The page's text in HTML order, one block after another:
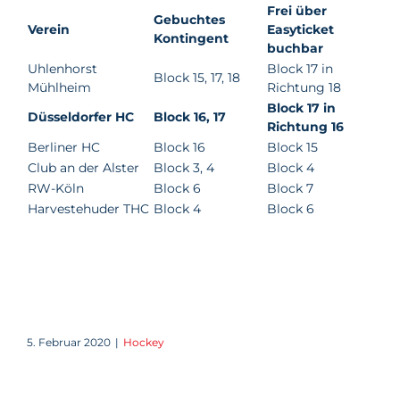
Verein
Gebuchtes
Kontingent
Frei über
Easyticket
buchbar
Uhlenhorst
Mühlheim
Block 15, 17, 18
Block 17 in
Richtung 18
Düsseldorfer HC
Block 16, 17
Block 17 in
Richtung 16
Berliner HC
Block 16
Block 15
Club an der Alster
Block 3, 4
Block 4
RW-Köln
Block 6
Block 7
Harvestehuder THC Block 4 Block 6
5. Februar 2020 | Hockey